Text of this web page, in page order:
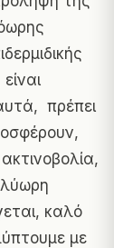
πρέπει
καλό
με